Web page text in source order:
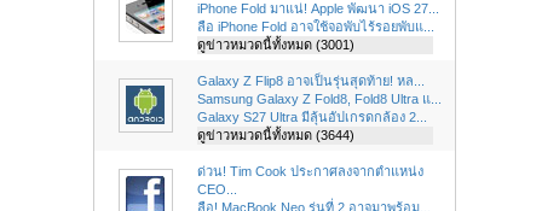
iPhone Fold มาแน่! Apple พัฒนา iOS 27...
ลือ iPhone Fold อาจใช้จอพับไร้รอยพับแ...
ดูข่าวหมวดนี้ทั้งหมด (3001)
Galaxy Z Flip8 อาจเป็นรุ่นสุดท้าย! หล...
Samsung Galaxy Z Fold8, Fold8 Ultra แ...
Galaxy S27 Ultra มีลุ้นอัปเกรดกล้อง 2...
ดูข่าวหมวดนี้ทั้งหมด (3644)
ด่วน! Tim Cook ประกาศลงจากตำแหน่ง
CEO...
ลือ! MacBook Neo รุ่นที่ 2 อาจมาพร้อม...